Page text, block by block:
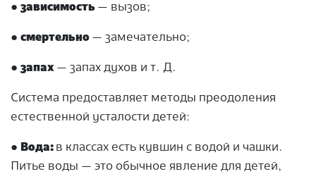
● зависимость — вызов;
● смертельно — замечательно;
● запах — запах духов и т. Д.
Система предоставляет методы преодоления
естественной усталости детей:
● Вода: в классах есть кувшин с водой и чашки.
Питье воды — это обычное явление для детей,